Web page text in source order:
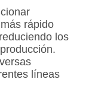
rápido
los
líneas